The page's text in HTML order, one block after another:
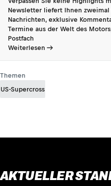
Newsletter liefert Ihnen
Nachrichten, exklusive
Termine aus der Welt des
Postfach
Weiterlesen
Themen
US-Supercross
AKTUELLER